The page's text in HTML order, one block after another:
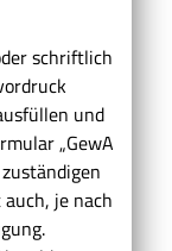
schriftlich
und
„GewA
je nach